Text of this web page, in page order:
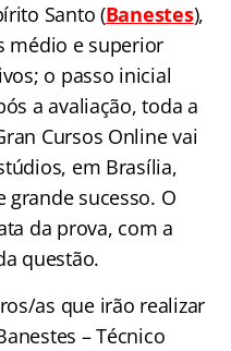
Santo (Banestes),
médio e superior
o passo inicial
a avaliação, toda a
Cursos Online vai
em Brasília,
grande sucesso. O
da prova, com a
questão.
as que irão realizar
– Técnico